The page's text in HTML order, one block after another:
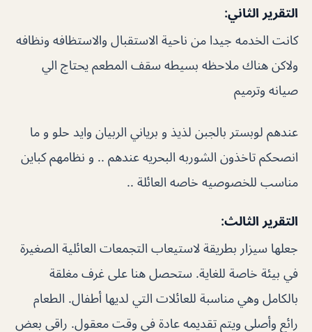
التقرير الثاني:
كانت الخدمه جيدا من ناحية الاستقبال والاستظافه ونظافه
ولاكن هناك ملاحظه بسيطه سقف المطعم يحتاج الي
صيانه وترميم
عندهم لوبستر بالجبن لذيذ و برياني الربيان وايد حلو و ما
انصحكم تاخذون الشوربه البحريه عندهم .. و نظامهم كباين
مناسب للخصوصيه خاصه العائلة ..
التقرير الثالث:
جعلها سيزار بطريقة لاستيعاب التجمعات العائلية الصغيرة
في بيئة خاصة للغاية. ستحصل هنا على غرف مغلقة
بالكامل وهي مناسبة للعائلات التي لديها أطفال. الطعام
رائع وأصلي ويتم تقديمه عادة في وقت معقول. راقى بعض